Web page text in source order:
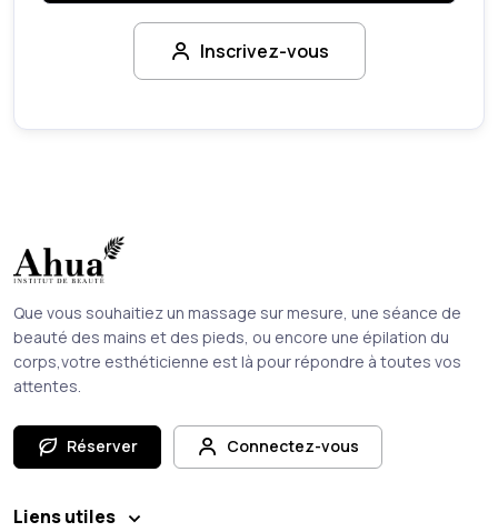
Inscrivez-vous
Que vous souhaitiez un massage sur mesure, une séance de
beauté des mains et des pieds, ou encore une épilation du
corps,votre esthéticienne est là pour répondre à toutes vos
attentes.
Réserver Connectez-vous
Liens utiles